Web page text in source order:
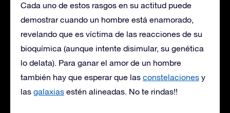
Cada uno de estos rasgos en su actitud puede
demostrar cuando un hombre está enamorado,
revelando que es víctima de las reacciones de su
bioquímica (aunque intente disimular, su genética
lo delata). Para ganar el amor de un hombre
también hay que esperar que las constelaciones y
las galaxias estén alineadas. No te rindas!!